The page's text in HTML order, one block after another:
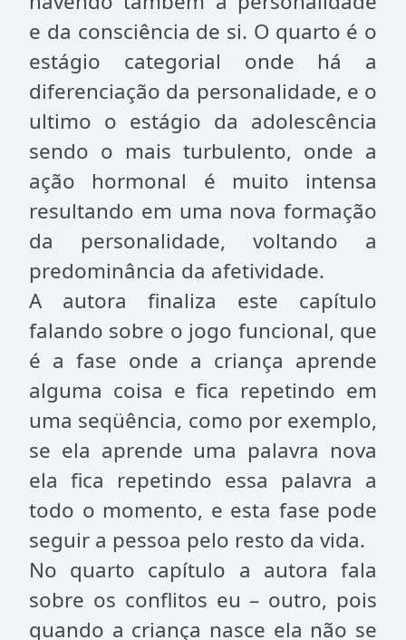
e da consciência de si. O quarto é o
estágio categorial onde há a
diferenciação da personalidade, e o
ultimo o estágio da adolescência
sendo o mais turbulento, onde a
ação hormonal é muito intensa
resultando em uma nova formação
da personalidade, voltando a
predominância da afetividade.
A autora finaliza este capítulo
falando sobre o jogo funcional, que
é a fase onde a criança aprende
alguma coisa e fica repetindo em
uma seqüência, como por exemplo,
se ela aprende uma palavra nova
ela fica repetindo essa palavra a
todo o momento, e esta fase pode
seguir a pessoa pelo resto da vida.
No quarto capítulo a autora fala
sobre os conflitos eu – outro, pois
quando a criança nasce ela não se